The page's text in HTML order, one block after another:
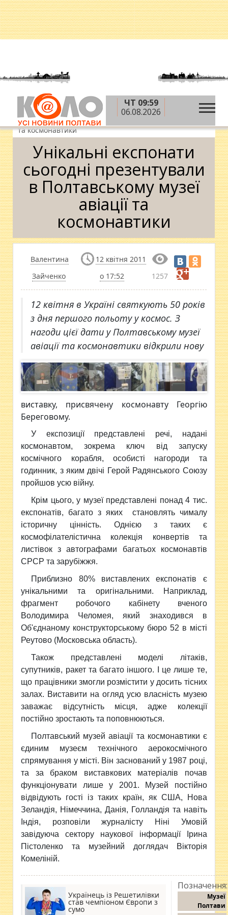
ЧТ 09:59
06.08.2026
Головна » Новини »
Унікальні експонати
сьогодні презентували в Полтавському музеї авіації
та космонавтики
Унікальні експонати
сьогодні презентували
в Полтавському музеї
авіації та
космонавтики
Валентина
Зайченко
12 квітня 2011
о 17:52
1257
12 квітня в Україні святкують 50 років
з дня першого польоту у космос. З
нагоди цієї дати у Полтавському музеї
авіації та космонавтики відкрили нову
виставку, присвячену космонавту Георгію
Береговому.
У експозиції представлені речі, надані
космонавтом, зокрема ключ від запуску
космічного корабля, особисті нагороди та
годинник, з яким двічі Герой Радянського Союзу
пройшов усю війну.
Крім цього, у музеї представлені понад 4 тис.
експонатів, багато з яких становлять чималу
історичну цінність. Однією з таких є
космофілателістична колекція конвертів та
листівок з автографами багатьох космонавтів
СРСР та зарубіжжя.
Приблизно 80% виставлених експонатів є
унікальними та оригінальними. Наприклад,
фрагмент робочого кабінету вченого
Володимира Челомея, який знаходився в
Об'єднаному конструкторському бюро 52 в місті
Реутово (Московська область).
Також представлені моделі літаків,
супутників, ракет та багато іншого. І це лише те,
що працівники змогли розмістити у досить тісних
залах. Виставити на огляд усю власність музею
заважає відсутність місця, адже колекції
постійно зростають та поповнюються.
Полтавський музей авіації та космонавтики є
єдиним музеєм технічного аерокосмічного
спрямування у місті. Він заснований у 1987 році,
та за браком виставкових матеріалів почав
функціонувати лише у 2001. Музей постійно
відвідують гості із таких країн, як США, Нова
Зеландія, Німеччина, Данія, Голландія та навіть
Індія, розповіли журналісту Ніні Умовій
завідуюча сектору наукової інформації Ірина
Пістоленко та музейний доглядач Вікторія
Комеліній.
Українець із Решетилівки
став чемпіоном Європи з
сумо
Позначення:
Музеї
Полтави